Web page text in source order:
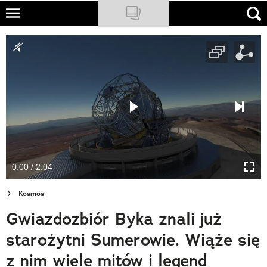
Skip
main
NATIONAL GEOGRAPHIC
Sklep
Cuda Polski
Wielki Konkurs Fotograficzny
Trendbook Podróżniczy
Polecane
0:00 / 2:04
Kosmos
Gwiazdozbiór Byka znali już
starożytni Sumerowie. Wiąże się
z nim wiele mitów i legend